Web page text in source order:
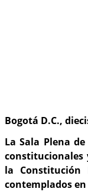
Bogotá D.C.,
La Sala Plena
constitucionales
la
contemplados en